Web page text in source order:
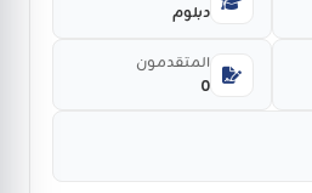
دبلوم
0
المتقدمون